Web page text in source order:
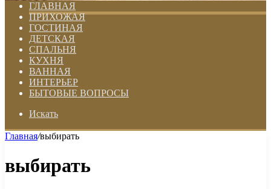
ГЛАВНАЯ
ПРИХОЖАЯ
ГОСТИНАЯ
ДЕТСКАЯ
СПАЛЬНЯ
КУХНЯ
ВАННАЯ
ИНТЕРЬЕР
БЫТОВЫЕ ВОПРОСЫ
Искать
Главная/выбирать
выбирать